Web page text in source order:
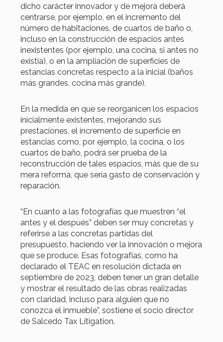
dicho carácter innovador y de mejora deberá
centrarse, por ejemplo, en el incremento del
número de habitaciones, de cuartos de baño o,
incluso en la construcción de espacios antes
inexistentes (por ejemplo, una cocina, si antes no
existía), o en la ampliación de superficies de
estancias concretas respecto a la inicial (baños
más grandes, cocina más grande).
En la medida en que se reorganicen los espacios
inicialmente existentes, mejorando sus
prestaciones, el incremento de superficie en
estancias como, por ejemplo, la cocina, o los
cuartos de baño, podrá ser prueba de la
reconstrucción de tales espacios, más que de su
mera reforma, que sería gasto de conservación y
reparación.
“En cuanto a las fotografías que muestren “el
antes y el después” deben ser muy concretas y
referirse a las concretas partidas del
presupuesto, haciendo ver la innovación o mejora
que se produce. Esas fotografías, como ha
declarado el TEAC en resolución dictada en
septiembre de 2023, deben tener un gran detalle
y mostrar el resultado de las obras realizadas
con claridad, incluso para alguien que no
conozca el inmueble”, sostiene el socio director
de Salcedo Tax Litigation.